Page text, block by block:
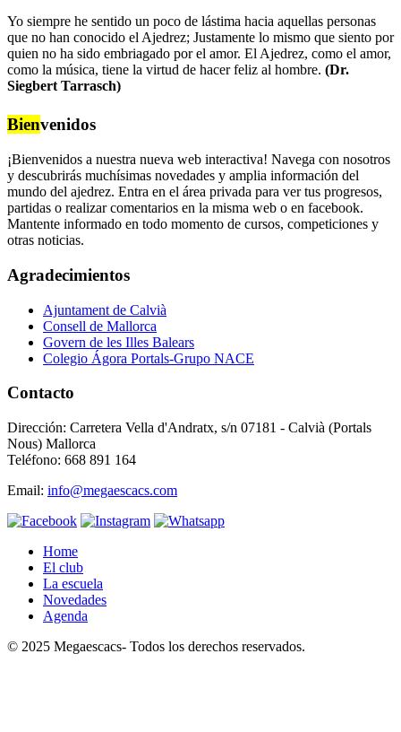
Yo siempre he sentido un poco de lástima hacia aquellas personas
que no han conocido el Ajedrez; Justamente lo mismo que siento por
quien no ha sido embriagado por el amor. El Ajedrez, como el amor,
como la música, tiene la virtud de hacer feliz al hombre. (Dr.
Siegbert Tarrasch)
Bienvenidos
¡Bienvenidos a nuestra nueva web interactiva! Navega con nosotros
y descubrirás muchísimas novedades y amplia información del
mundo del ajedrez. Entra en el área privada para ver tus progresos,
partidas o realizar comentarios en la misma web o en facebook.
Mantente informado en todo momento de cursos, competiciones y
otras noticias.
Agradecimientos
Ajuntament de Calvià
Consell de Mallorca
Govern de les Illes Balears
Colegio Ágora Portals-Grupo NACE
Contacto
Dirección: Carretera Vella d'Andratx, s/n 07181 - Calvià (Portals
Nous) Mallorca
Teléfono: 668 891 164
Email: info@megaescacs.com
Home
El club
La escuela
Novedades
Agenda
© 2025 Megaescacs- Todos los derechos reservados.